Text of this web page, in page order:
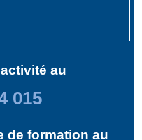
au
015
de formation au